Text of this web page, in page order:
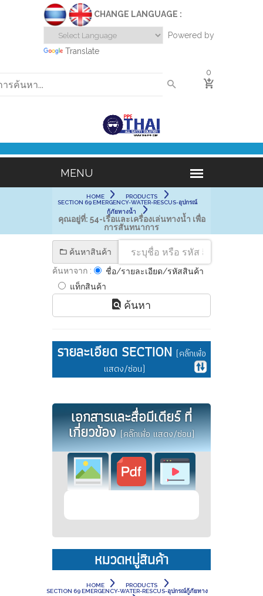
CHANGE LANGUAGE :
Powered by
Translate
0
HOME
PRODUCTS
SECTION 69 EMERGENCY-WATER-RESCUS-อุปกรณ์
กู้ภัยทางน้ำ
คุณอยู่ที่: 54-เรือและเครื่องเล่นทางน้ำ เพื่อ
การสันทนาการ
ค้นหาสินค้า
ค้นหาจาก :
ชื่อ/รายละเอียด/รหัสสินค้า
แท็กสินค้า
ค้นหา
รายละเอียด SECTION (คลิ๊กเพื่อ
แสดง/ซ่อน)
เอกสารและสื่อมีเดียร์ ที่
เกี่ยวข้อง(คลิ๊กเพื่อ แสดง/ซ่อน)
หมวดหมู่สินค้า
HOME
PRODUCTS
SECTION 69 EMERGENCY-WATER-RESCUS-อุปกรณ์กู้ภัยทาง